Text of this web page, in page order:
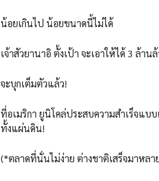
น้อยเกินไป น้อยขนาดนี้ไม่ได้
เจ้าสัวยานาอิ ตั้งเป้า จะเอาให้ได้ 3 ล้า
จะบุกเต็มตัวแล้ว!
ที่อเมริกา ยูนิโคล่ประสบความสำเร็จแบ
ทั้งแผ่นดิน!
(*ตลาดที่นั่นไม่ง่าย ต่างชาติเสร็จมาหลา